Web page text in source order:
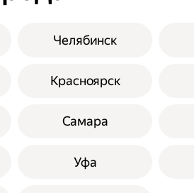
Челябинск
Красноярск
Самара
Уфа